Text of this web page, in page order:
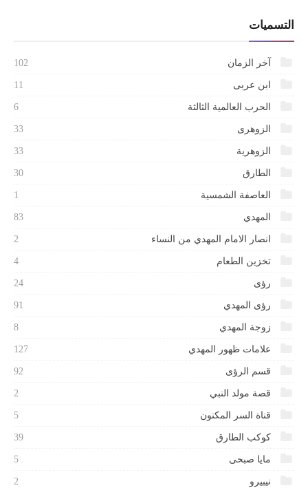
التسميات
آخر الزمان 102
ابن عربى 11
الحرب العالمية الثالثة 6
الزوهرى 33
الزوهرية 33
الطارق 30
العاصفة الشمسية 1
المهدي 83
انصار الامام المهدي من النساء 2
تخزين الطعام 4
رؤى 24
رؤى المهدي 91
زوجة المهدي 8
علامات ظهور المهدي 127
قسم الرؤى 92
قصة مولد النبي 2
قناة السر المكنون 5
كوكب الطارق 39
مايا صبحى 5
نيبيرو 2